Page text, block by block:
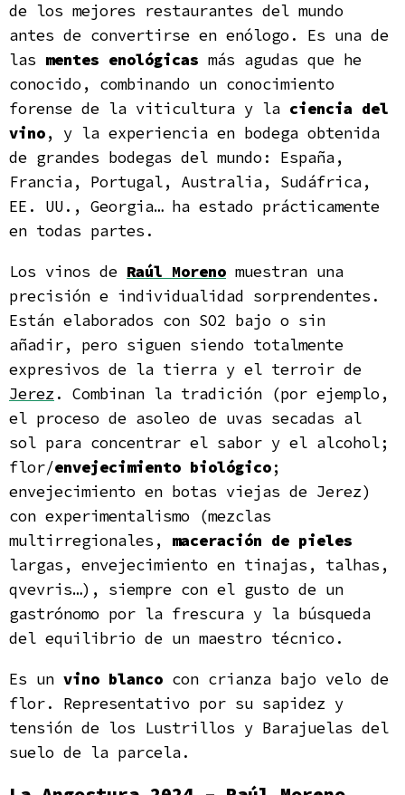
de los mejores restaurantes del mundo
antes de convertirse en enólogo. Es una de
las mentes enológicas más agudas que he
conocido, combinando un conocimiento
forense de la viticultura y la ciencia del
vino, y la experiencia en bodega obtenida
de grandes bodegas del mundo: España,
Francia, Portugal, Australia, Sudáfrica,
EE. UU., Georgia… ha estado prácticamente
en todas partes.
Los vinos de Raúl Moreno muestran una
precisión e individualidad sorprendentes.
Están elaborados con SO2 bajo o sin
añadir, pero siguen siendo totalmente
expresivos de la tierra y el terroir de
Jerez . Combinan la tradición (por ejemplo,
el proceso de asoleo de uvas secadas al
sol para concentrar el sabor y el alcohol;
flor/envejecimiento biológico;
envejecimiento en botas viejas de Jerez)
con experimentalismo (mezclas
multirregionales, maceración de pieles
largas, envejecimiento en tinajas, talhas,
qvevris…), siempre con el gusto de un
gastrónomo por la frescura y la búsqueda
del equilibrio de un maestro técnico.
Es un vino blanco con crianza bajo velo de
flor. Representativo por su sapidez y
tensión de los Lustrillos y Barajuelas del
suelo de la parcela.